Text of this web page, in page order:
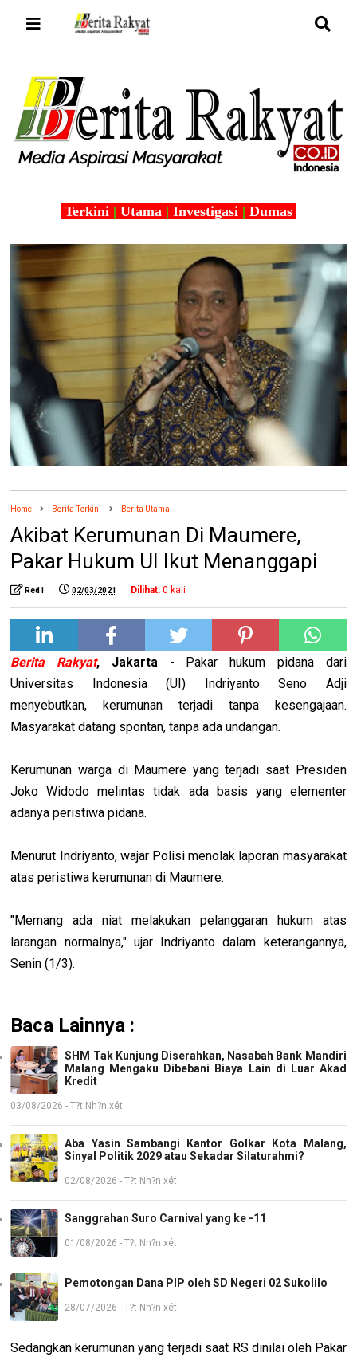
Terkini | Utama | Investigasi | Dumas
Home Berita-Terkini Berita Utama
Akibat Kerumunan Di Maumere,
Pakar Hukum UI Ikut Menanggapi
Red1 02/03/2021 Dilihat: 0 kali
Berita Rakyat, Jakarta - Pakar hukum pidana dari
Universitas Indonesia (UI) Indriyanto Seno Adji
menyebutkan, kerumunan terjadi tanpa kesengajaan.
Masyarakat datang spontan, tanpa ada undangan.
Kerumunan warga di Maumere yang terjadi saat Presiden
Joko Widodo melintas tidak ada basis yang elementer
adanya peristiwa pidana.
Menurut Indriyanto, wajar Polisi menolak laporan masyarakat
atas peristiwa kerumunan di Maumere.
"Memang ada niat melakukan pelanggaran hukum atas
larangan normalnya," ujar Indriyanto dalam keterangannya,
Senin (1/3).
Baca Lainnya :
SHM Tak Kunjung Diserahkan, Nasabah Bank Mandiri
Malang Mengaku Dibebani Biaya Lain di Luar Akad
Kredit
03/08/2026 - T?t Nh?n xét
Aba Yasin Sambangi Kantor Golkar Kota Malang,
Sinyal Politik 2029 atau Sekadar Silaturahmi?
02/08/2026 - T?t Nh?n xét
Sanggrahan Suro Carnival yang ke -11
01/08/2026 - T?t Nh?n xét
Pemotongan Dana PIP oleh SD Negeri 02 Sukolilo
28/07/2026 - T?t Nh?n xét
Sedangkan kerumunan yang terjadi saat RS dinilai oleh Pakar